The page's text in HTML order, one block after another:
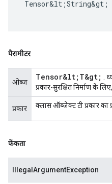
Tensor&lt ;String&gt ;
पैरामीटर
ओब्ज
Tensor&lt;T&gt;
.
प्रकार-सुरक्षित निर्माण के लिए,
प्रकार क्लास ऑब्जेक्ट टी प्रकार का
फेंकता
IllegalArgumentException